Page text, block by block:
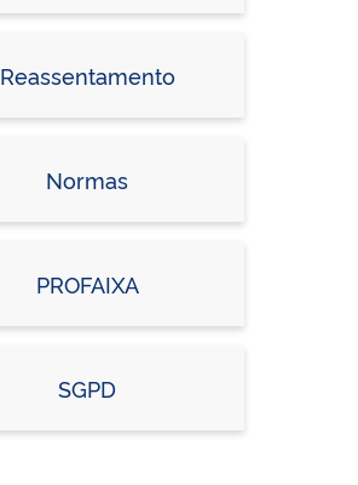
Reassentamento
Normas
PROFAIXA
SGPD